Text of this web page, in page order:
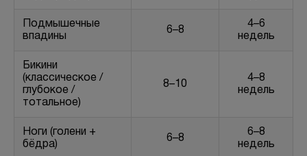
Подмышечные
впадины
6–8
4–6
недель
Бикини
(классическое /
глубокое /
тотальное)
8–10
4–8
недель
Ноги (голени +
бёдра)
6–8
6–8
недель